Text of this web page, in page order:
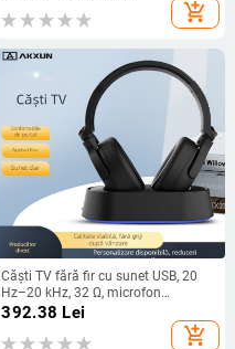
frecvență 20–20000 Hz, USB-C și
add_shopping_cart
Căști TV fără fir cu sunet USB, 20
Hz–20 kHz, 32 Ω, microfon
încorporat
392.38 Lei
add_shopping_cart